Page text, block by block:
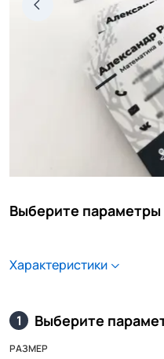
Выберите
Характеристики
1 Выберите
РАЗМЕР